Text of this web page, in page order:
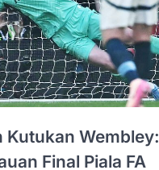
Kutukan Wembley:
Final Piala FA